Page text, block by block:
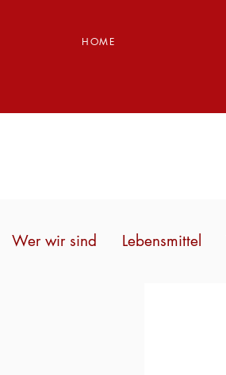
HOME
Wer wir sind Lebensmittel